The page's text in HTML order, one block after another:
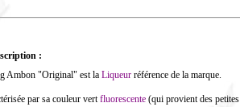
:
Ambon "Original" est la Liqueur référence de la marque.
par sa couleur vertfluorescente (qui provient des petites